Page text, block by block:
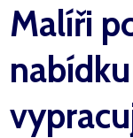
Malíři